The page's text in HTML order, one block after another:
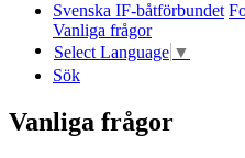
Svenska IF-båtförbundet
Vanliga frågor
Select Language ▼
Sök
Vanliga frågor